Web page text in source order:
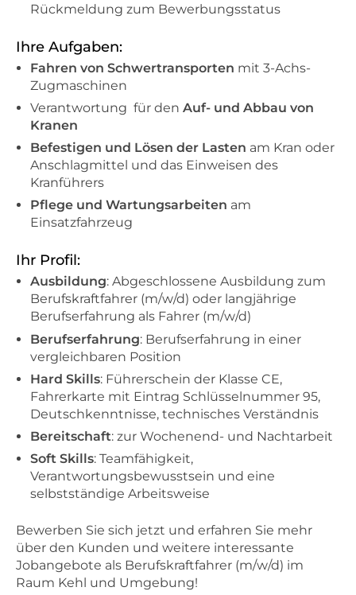
Rückmeldung zum Bewerbungsstatus
Ihre Aufgaben:
Fahren von Schwertransporten mit 3-Achs-
Zugmaschinen
Verantwortung für den Auf- und Abbau von
Kranen
Befestigen und Lösen der Lasten am Kran oder
Anschlagmittel und das Einweisen des
Kranführers
Pflege und Wartungsarbeiten am
Einsatzfahrzeug
Ihr Profil:
Ausbildung: Abgeschlossene Ausbildung zum
Berufskraftfahrer (m/w/d) oder langjährige
Berufserfahrung als Fahrer (m/w/d)
Berufserfahrung: Berufserfahrung in einer
vergleichbaren Position
Hard Skills: Führerschein der Klasse CE,
Fahrerkarte mit Eintrag Schlüsselnummer 95,
Deutschkenntnisse, technisches Verständnis
Bereitschaft: zur Wochenend- und Nachtarbeit
Soft Skills: Teamfähigkeit,
Verantwortungsbewusstsein und eine
selbstständige Arbeitsweise
Bewerben Sie sich jetzt und erfahren Sie mehr
über den Kunden und weitere interessante
Jobangebote als Berufskraftfahrer (m/w/d) im
Raum Kehl und Umgebung!